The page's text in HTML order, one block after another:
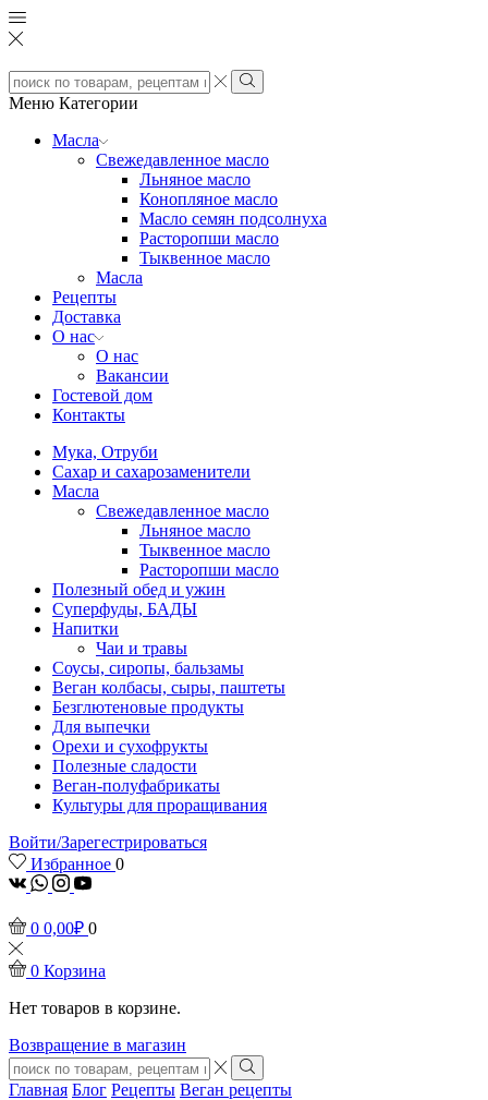
Search
input
Search
Меню Категории
Масла
Свежедавленное масло
Льняное масло
Конопляное масло
Масло семян подсолнуха
Расторопши масло
Тыквенное масло
Масла
Рецепты
Доставка
О нас
О нас
Вакансии
Гостевой дом
Контакты
Мука, Отруби
Сахар и сахарозаменители
Масла
Свежедавленное масло
Льняное масло
Тыквенное масло
Расторопши масло
Полезный обед и ужин
Суперфуды, БАДЫ
Напитки
Чаи и травы
Соусы, сиропы, бальзамы
Веган колбасы, сыры, паштеты
Безглютеновые продукты
Для выпечки
Орехи и сухофрукты
Полезные сладости
Веган-полуфабрикаты
Культуры для проращивания
Войти/Зарегестрироваться
Избранное 0
vk Whatsapp
Instagram
Youtube
0 0,00₽ 0
0 Корзина
Нет товаров в корзине.
Возвращение в магазин
Search
input
Search
Главная Блог Рецепты Веган рецепты